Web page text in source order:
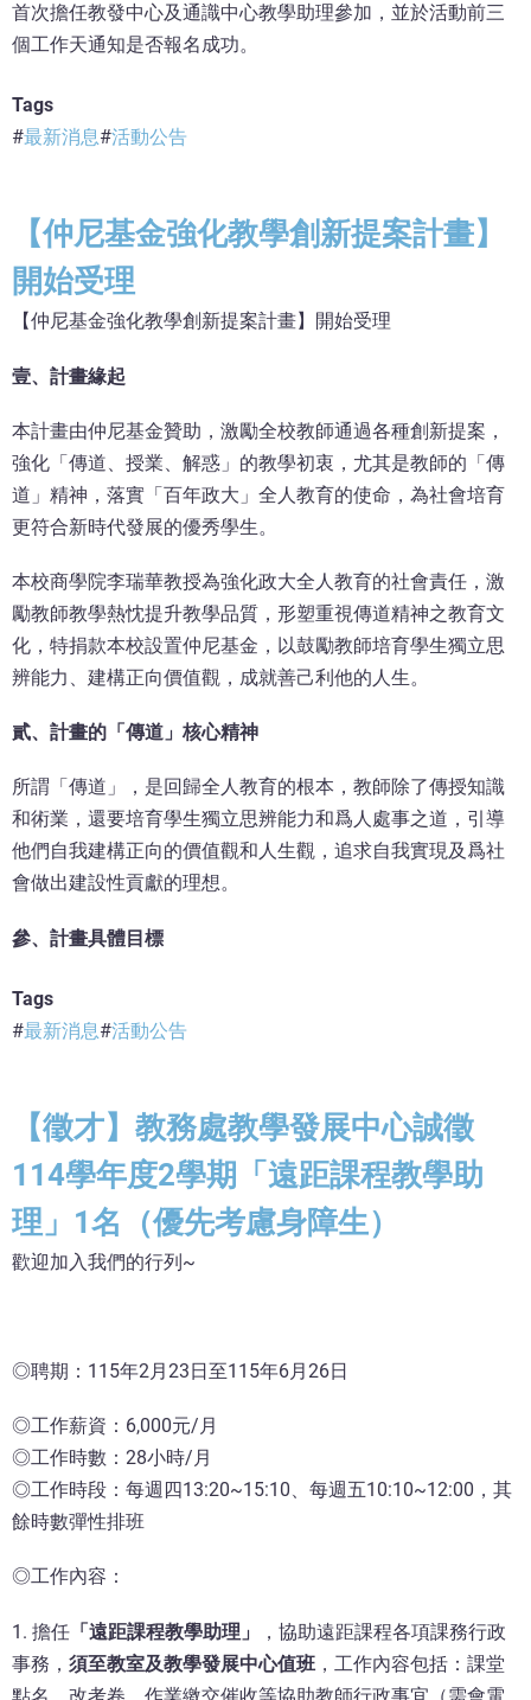
首次擔任教發中心及通識中心教學助理參加，並於活動前三
個工作天通知是否報名成功。
Tags
最新消息 活動公告
【仲尼基金強化教學創新提案計畫】
開始受理
【仲尼基金強化教學創新提案計畫】開始受理
壹、計畫緣起
本計畫由仲尼基金贊助，激勵全校教師通過各種創新提案，
強化「傳道、授業、解惑」的教學初衷，尤其是教師的「傳
道」精神，落實「百年政大」全人教育的使命，為社會培育
更符合新時代發展的優秀學生。
本校商學院李瑞華教授為強化政大全人教育的社會責任，激
勵教師教學熱忱提升教學品質，形塑重視傳道精神之教育文
化，特捐款本校設置仲尼基金，以鼓勵教師培育學生獨立思
辨能力、建構正向價值觀，成就善己利他的人生。
貳、計畫的「傳道」核心精神
所謂「傳道」，是回歸全人教育的根本，教師除了傳授知識
和術業，還要培育學生獨立思辨能力和爲人處事之道，引導
他們自我建構正向的價值觀和人生觀，追求自我實現及爲社
會做出建設性貢獻的理想。
參、計畫具體目標
Tags
最新消息
活動公告
【徵才】教務處教學發展中心誠徵
114學年度2學期「遠距課程教學助
理」1名（優先考慮身障生）
歡迎加入我們的行列~
◎聘期：115年2月23日至115年6月26日
◎工作薪資：6,000元/月
◎工作時數：28小時/月
◎工作時段：每週四13:20~15:10、每週五10:10~12:00，其
餘時數彈性排班
◎工作內容：
1. 擔任 「遠距課程教學助理」
，協助遠距課程各項課務行政
事務， 須至教室及教學發展中心值班 ，工作內容包括：課堂
點名，改考卷、作業繳交催收等協助教師行政事宜（需會電